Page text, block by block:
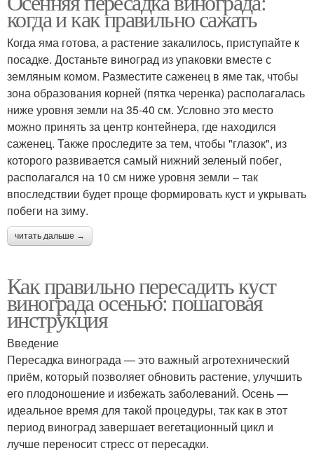
когда и как правильно сажать
Когда яма готова, а растение закалилось, приступайте к
посадке. Достаньте виноград из упаковки вместе с
земляным комом. Разместите саженец в яме так, чтобы
зона образования корней (пятка черенка) располагалась
ниже уровня земли на 35-40 см. Условно это место
можно принять за центр контейнера, где находился
саженец. Также проследите за тем, чтобы "глазок", из
которого развивается самый нижний зеленый побег,
располагался на 10 см ниже уровня земли – так
впоследствии будет проще формировать куст и укрывать
побеги на зиму.
читать дальше →
Как правильно пересадить куст
винограда осенью: пошаговая
инструкция
Введение
Пересадка винограда — это важный агротехнический
приём, который позволяет обновить растение, улучшить
его плодоношение и избежать заболеваний. Осень —
идеальное время для такой процедуры, так как в этот
период виноград завершает вегетационный цикл и
лучше переносит стресс от пересадки.